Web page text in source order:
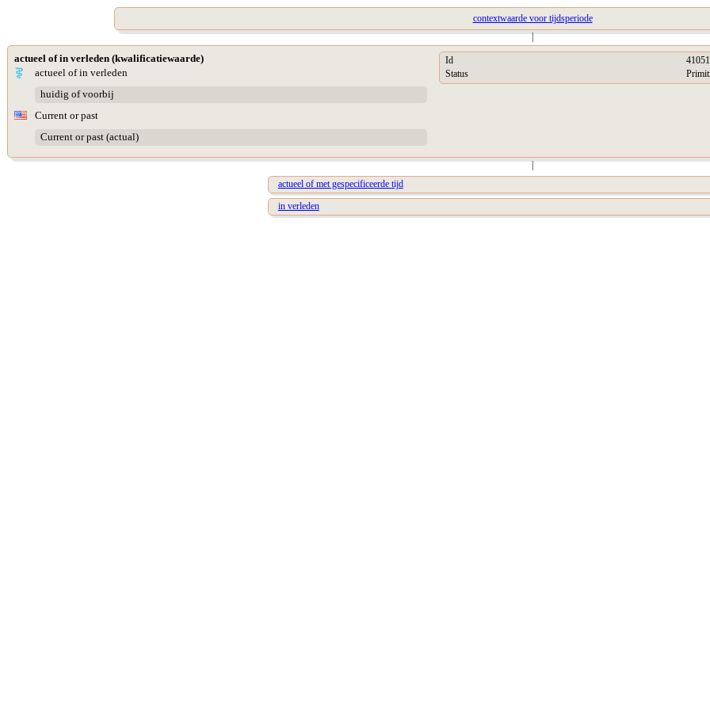
contextwaarde voor tijdsperiode
|
actueel of in verleden (kwalificatiewaarde)
actueel of in verleden
huidig of voorbij
Current or past
Current or past (actual)
Id
Status
|
actueel of met gespecificeerde tijd
in verleden